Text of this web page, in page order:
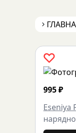
995₽
Eseniya